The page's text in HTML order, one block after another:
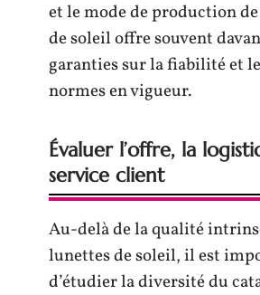
et le mode de production
de soleil offre souvent
garanties sur la fiabilité et
normes en vigueur.
Évaluer l’offre, la
service client
Au-delà de la qualité
lunettes de soleil, il est
d’étudier la diversité du